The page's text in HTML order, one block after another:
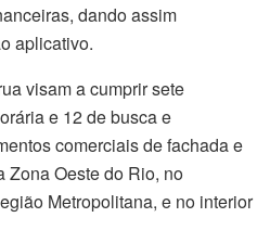
dando assim
aplicativo.
visam a cumprir sete
e 12 de busca e
comerciais de fachada e
Zona Oeste do Rio, no
Metropolitana, e no interior